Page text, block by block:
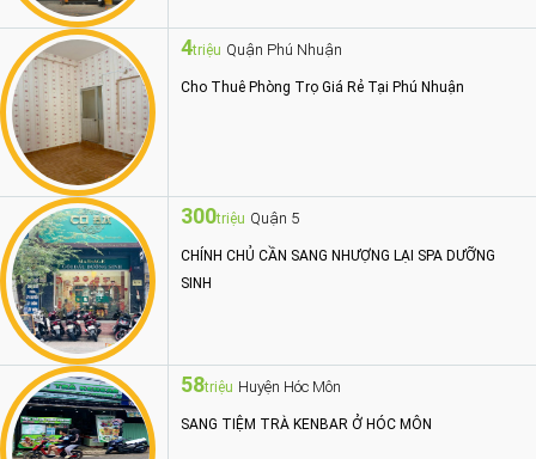
4triệu Quận Phú Nhuận
Cho Thuê Phòng Trọ Giá Rẻ Tại Phú Nhuận
300triệu Quận 5
CHÍNH CHỦ CẦN SANG NHƯỢNG LẠI SPA DƯỠNG
SINH
58triệu Huyện Hóc Môn
SANG TIỆM TRÀ KENBAR Ở HÓC MÔN